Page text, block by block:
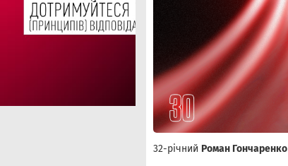
32-річний Роман Гончаренко